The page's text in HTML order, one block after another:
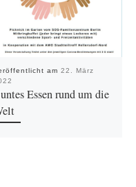
am 22. März
Essen rund um die